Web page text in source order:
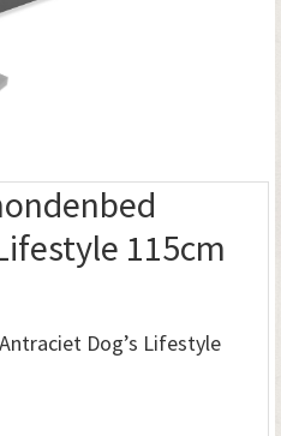
115cm
Dog’s Lifestyle